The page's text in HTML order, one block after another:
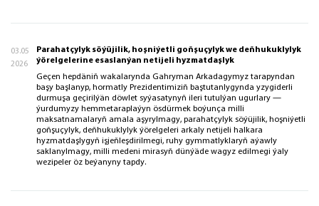
03.05
2026
Parahatçylyk söýüjilik, hoşniýetli goňşuçylyk we deňhukuklylyk
ýörelgelerine esaslanýan netijeli hyzmatdaşlyk
Geçen hepdäniň wakalarynda Gahryman Arkadagymyz tarapyndan
başy başlanyp, hormatly Prezidentimiziň baştutanlygynda yzygiderli
durmuşa geçirilýän döwlet syýasatynyň ileri tutulýan ugurlary —
ýurdumyzy hemmetaraplaýyn ösdürmek boýunça milli
maksatnamalaryň amala aşyrylmagy, parahatçylyk söýüjilik, hoşniýetli
goňşuçylyk, deňhukuklylyk ýörelgeleri arkaly netijeli halkara
hyzmatdaşlygyň işjeňleşdirilmegi, ruhy gymmatlyklaryň aýawly
saklanylmagy, milli medeni mirasyň dünýäde wagyz edilmegi ýaly
wezipeler öz beýanyny tapdy.